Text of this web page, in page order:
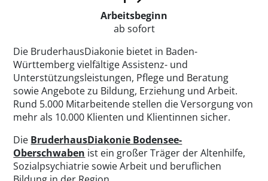
Arbeitsbeginn
ab sofort
Die BruderhausDiakonie bietet in Baden-
Württemberg vielfältige Assistenz- und
Unterstützungsleistungen, Pflege und Beratung
sowie Angebote zu Bildung, Erziehung und Arbeit.
Rund 5.000 Mitarbeitende stellen die Versorgung von
mehr als 10.000 Klienten und Klientinnen sicher.
Die BruderhausDiakonie Bodensee-
Oberschwaben ist ein großer Träger der Altenhilfe,
Sozialpsychiatrie sowie Arbeit und beruflichen